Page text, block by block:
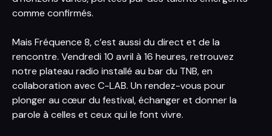
comme confirmés.
Mais Fréquence 8, c’est aussi du direct et de la
rencontre. Vendredi 10 avril à 16 heures, retrouvez
notre plateau radio installé au bar du TNB, en
collaboration avec C-LAB. Un rendez-vous pour
plonger au cœur du festival, échanger et donner la
parole à celles et ceux qui le font vivre.